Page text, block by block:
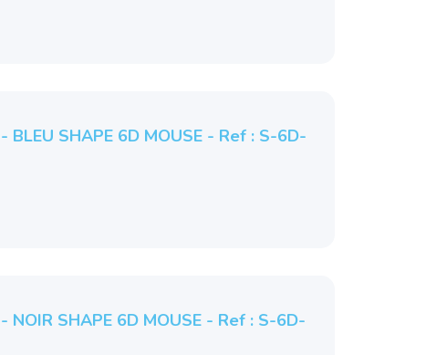
BLEU SHAPE 6D MOUSE - Ref : S-6D-
NOIR SHAPE 6D MOUSE - Ref : S-6D-